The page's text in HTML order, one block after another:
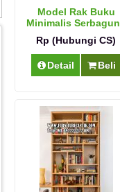
Model Rak Buku
Minimalis
Rp (Hubungi CS)
Detail Beli